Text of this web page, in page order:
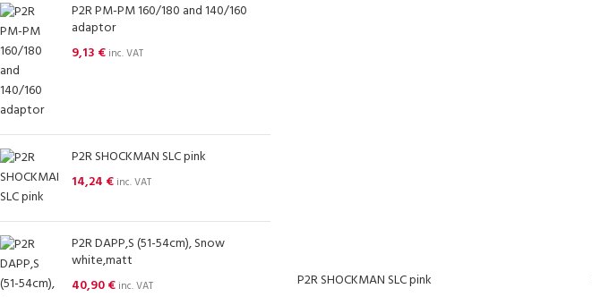
P2R PM-PM 160/180 and 140/160
adaptor
9,13 € inc. VAT
P2R SHOCKMAN SLC pink
14,24 € inc. VAT
P2R DAPP,S (51-54cm), Snow
white,matt
40,90€ inc. VAT
P2R SHOCKMAN SLC pink